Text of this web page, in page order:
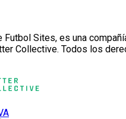
Futbol Sites, es una
Collective. Todos los